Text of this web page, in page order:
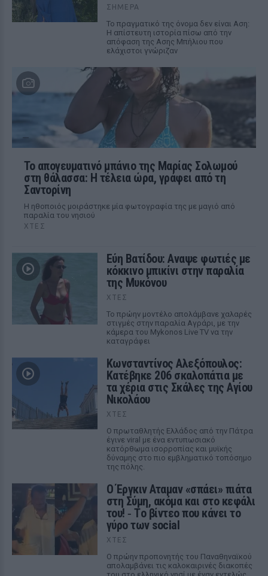
ΣΉΜΕΡΑ
Το πραγματικό της όνομα δεν είναι Αση:
Η απίστευτη ιστορία πίσω από την
απόφαση της Ασης Μπήλιου που
ελάχιστοι γνώριζαν
Το απογευματινό μπάνιο της Μαρίας Σολωμού
στη θάλασσα: Η τέλεια ώρα, γράφει από τη
Σαντορίνη
Η ηθοποιός μοιράστηκε μία φωτογραφία της με μαγιό από
παραλία του νησιού
ΧΤΕΣ
Εύη Βατίδου: Αναψε φωτιές με
κόκκινο μπικίνι στην παραλία
της Μυκόνου
ΧΤΕΣ
Το πρώην μοντέλο απολάμβανε χαλαρές
στιγμές στην παραλία Αγράρι, με την
κάμερα του Mykonos Live TV να την
καταγράφει
Κωνσταντίνος Αλεξόπουλος:
Κατέβηκε 206 σκαλοπάτια με
τα χέρια στις Σκάλες της Αγίου
Νικολάου
ΧΤΕΣ
Ο πρωταθλητής Ελλάδος από την Πάτρα
έγινε viral με ένα εντυπωσιακό
κατόρθωμα ισορροπίας και μυϊκής
δύναμης στο πιο εμβληματικό τοπόσημο
της πόλης.
Ο Έργκιν Αταμαν «σπάει» πιάτα
στη Σύμη, ακόμα και στο κεφάλι
του! ‑ Tο βίντεο που κάνει το
γύρο των social
ΧΤΕΣ
Ο πρώην προπονητής του Παναθηναϊκού
απολαμβάνει τις καλοκαιρινές διακοπές